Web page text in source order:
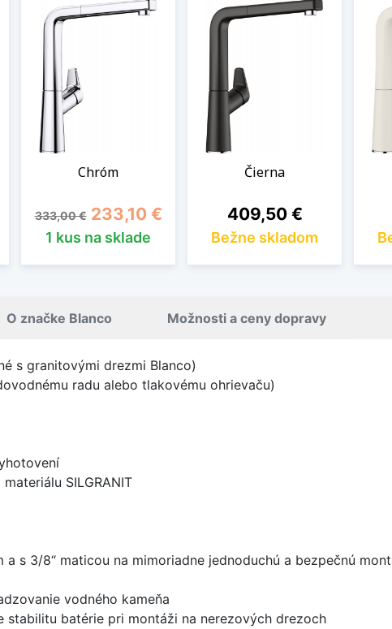
Chróm
Základná cena
333,00 € Cena
233,10 €
1 kus na sklade
Čierna
Cena
409,50 €
Bežne skladom
O značke Blanco Možnosti a ceny dopravy
s granitovými drezmi Blanco)
radu alebo tlakovému ohrievaču)
SILGRANIT
s 3/8“ maticou na mimoriadne jednoduchú a bezpečnú
vodného kameňa
batérie pri montáži na nerezových drezoch